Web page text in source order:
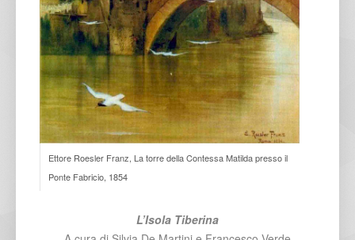
Ettore Roesler Franz, La torre della Contessa Matilda presso il
Ponte Fabricio, 1854
L’Isola Tiberina